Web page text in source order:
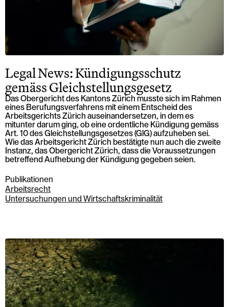
Legal News: Kündigungsschutz
gemäss Gleichstellungsgesetz
Das Obergericht des Kantons Zürich musste sich im Rahmen
eines Berufungsverfahrens mit einem Entscheid des
Arbeitsgerichts Zürich auseinandersetzen, in dem es
mitunter darum ging, ob eine ordentliche Kündigung gemäss
Art. 10 des Gleichstellungsgesetzes (GlG) aufzuheben sei.
Wie das Arbeitsgericht Zürich bestätigte nun auch die zweite
Instanz, das Obergericht Zürich, dass die Voraussetzungen
betreffend Aufhebung der Kündigung gegeben seien.
Publikationen
Arbeitsrecht
Untersuchungen und Wirtschaftskriminalität